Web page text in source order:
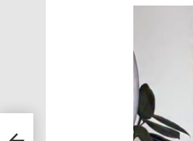
д
е
о
п